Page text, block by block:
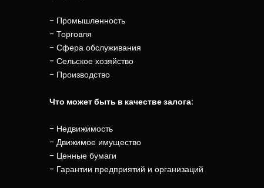
- Промышленность
- Торговля
- Сфера обслуживания
- Сельское хозяйство
- Производство
Что может быть в качестве залога:
- Недвижимость
- Движимое имущество
- Ценные бумаги
- Гарантии предприятий и организаций